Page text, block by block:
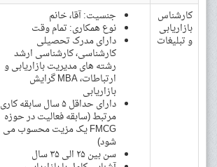
کارشناس
بازاریابی
و تبلیغات
جنسیت: آقا، خانم
نوع همکاری: تمام وقت
دارای مدرک تحصیلی
کارشناسی، کارشناسی ارشد
رشته های مدیریت بازاریابی و
ارتباطات، MBA گرایش
بازاریابی
دارای حداقل ۵ سال سابقه کاری
مرتبط (سابقه فعالیت در حوزه
FMCG یک مزیت محسوب می
شود)
سن بین ۲۵ الی ۳۵ سال